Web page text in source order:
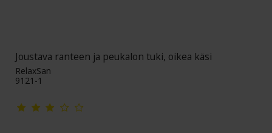
Joustava ranteen ja peukalon tuki, oikea käsi
RelaxSan
9121-1